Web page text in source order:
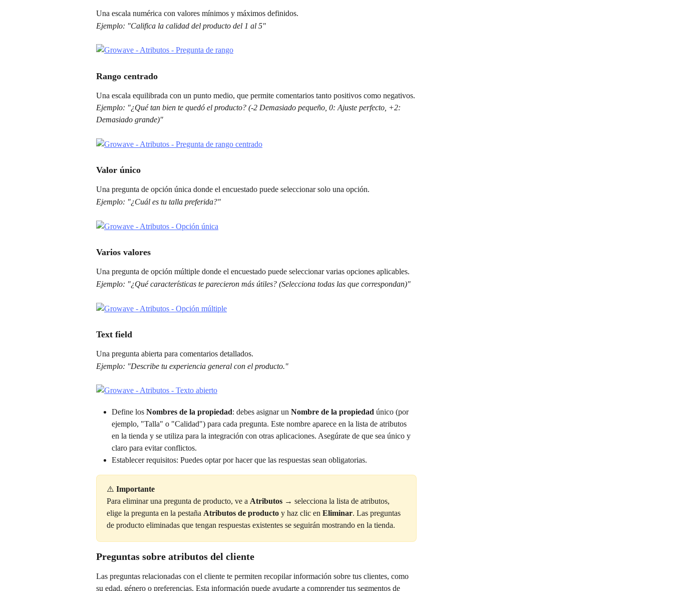
Una escala numérica con valores mínimos y máximos definidos.
Ejemplo: "Califica la calidad del producto del 1 al 5"
Rango centrado
Una escala equilibrada con un punto medio, que permite comentarios tanto positivos como negativos.
Ejemplo: "¿Qué tan bien te quedó el producto? (-2 Demasiado pequeño, 0: Ajuste perfecto, +2:
Demasiado grande)"
Valor único
Una pregunta de opción única donde el encuestado puede seleccionar solo una opción.
Ejemplo: "¿Cuál es tu talla preferida?"
Varios valores
Una pregunta de opción múltiple donde el encuestado puede seleccionar varias opciones aplicables.
Ejemplo: "¿Qué características te parecieron más útiles? (Selecciona todas las que correspondan)"
Text field
Una pregunta abierta para comentarios detallados.
Ejemplo: "Describe tu experiencia general con el producto."
Define los Nombres de la propiedad: debes asignar un Nombre de la propiedad único (por
ejemplo, "Talla" o "Calidad") para cada pregunta. Este nombre aparece en la lista de atributos
en la tienda y se utiliza para la integración con otras aplicaciones. Asegúrate de que sea único y
claro para evitar conflictos.
Establecer requisitos: Puedes optar por hacer que las respuestas sean obligatorias.
⚠️ Importante
Para eliminar una pregunta de producto, ve a Atributos → selecciona la lista de atributos,
elige la pregunta en la pestaña Atributos de producto y haz clic en Eliminar. Las preguntas
de producto eliminadas que tengan respuestas existentes se seguirán mostrando en la tienda.
Preguntas sobre atributos del cliente
Las preguntas relacionadas con el cliente te permiten recopilar información sobre tus clientes, como
su edad, género o preferencias. Esta información puede ayudarte a comprender tus segmentos de